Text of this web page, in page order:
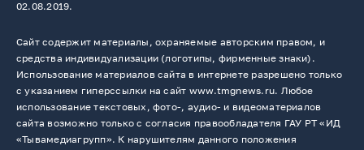
02.08.2019.
Сайт содержит материалы, охраняемые авторским правом, и
средства индивидуализации (логотипы, фирменные знаки).
Использование материалов сайта в интернете разрешено только
с указанием гиперссылки на сайт www.tmgnews.ru. Любое
использование текстовых, фото-, аудио- и видеоматериалов
сайта возможно только с согласия правообладателя ГАУ РТ «ИД
«Тывамедиагрупп». К нарушителям данного положения